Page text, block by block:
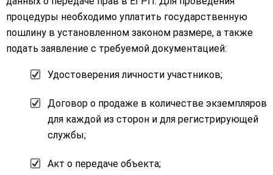
процедуры необходимо уплатить государственную
пошлину в установленном законом размере, а также
подать заявление с требуемой документацией:
Удостоверения личности участников;
Договор о продаже в количестве экземпляров
для каждой из сторон и для регистрирующей
службы;
Акт о передаче объекта;